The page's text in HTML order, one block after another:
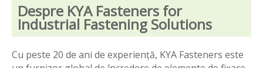
Despre KYA Fasteners for
Industrial Fastening Solutions
Cu peste 20 de ani de experiență, KYA Fasteners este